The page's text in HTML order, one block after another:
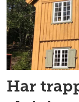
Har